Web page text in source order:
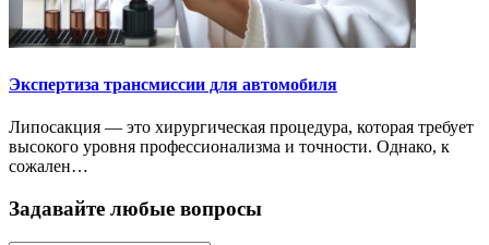
Экспертиза трансмиссии для автомобиля
Липосакция — это хирургическая процедура, которая требует
высокого уровня профессионализма и точности. Однако, к
сожален…
Задавайте любые вопросы